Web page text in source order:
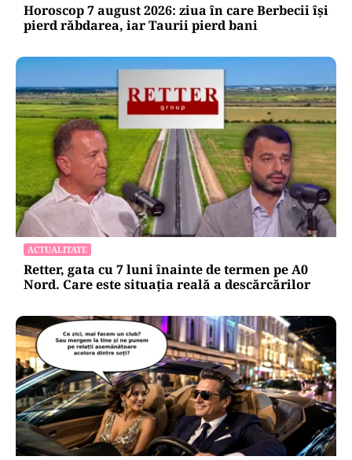
Horoscop 7 august 2026: ziua în care Berbecii își
pierd răbdarea, iar Taurii pierd bani
ACTUALITATE
Retter, gata cu 7 luni înainte de termen pe A0
Nord. Care este situația reală a descărcărilor